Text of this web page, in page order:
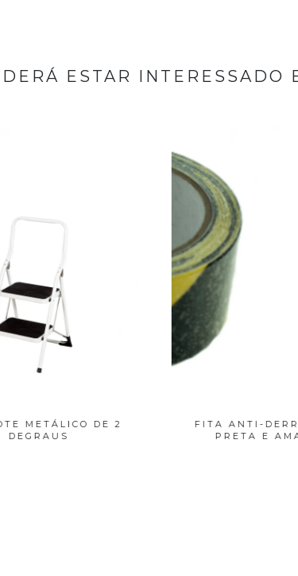
ESTAR INTERESSADO
DE 2
FITA ANTI-
PRETA E AMARE...